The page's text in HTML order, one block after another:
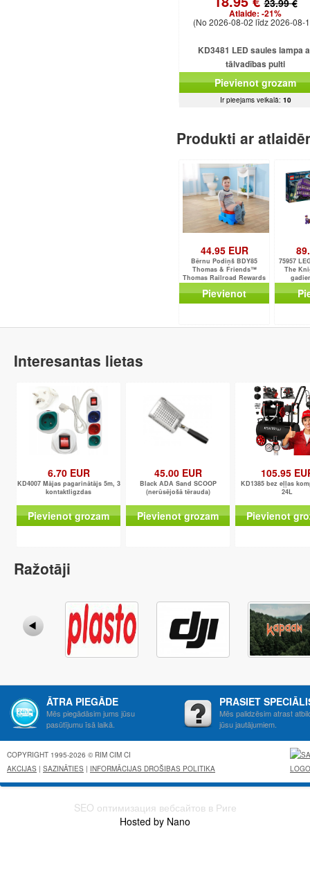
23.99 €
Atlaide: -21%
(No 2026-08-02 līdz 2026-08-
KD3481 LED saules lampa
tālvadības pulti
Pievienot grozam
Ir pieejams veikalā: 10
Produkti ar
44.95 EUR
Bērnu Podiņš BDY85
Thomas & Friends™
Thomas Railroad Rewards
Potty
Pievienot
75957
The
Interesantas lietas
6.70 EUR
KD4007 Mājas pagarinātājs 5m, 3
kontaktligzdas
Pievienot grozam
45.00 EUR
Black ADA Sand SCOOP
(nerūsējošā tērauda)
Pievienot grozam
105.95
KD1385 bez eļļas
24L
Pievienot
Ražotāji
ĀTRA PIEGĀDE
Mēs piegādāsim jums jūsu
pasūtījumu īsā laikā.
PRASIET
Mēs palidzēsim atrast
jūsu jautājumiem.
COPYRIGHT 1995-2026 © RIM CIM CI
AKCIJAS | SAZINĀTIES | INFORMĀCIJAS DROŠIBAS POLITIKA
SEO оптимизация вебсайтов в Риге
Hosted by Nano